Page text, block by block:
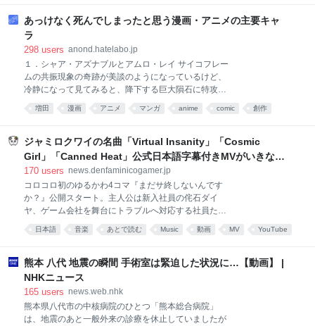
あっけなく死んでしまったと思う漫画・アニメの主要キャ
ラ
298 users anond.hatelabo.jp
１．シャア・アズナブルとアムロ・レイ サイコフレー
ムの共振現象の奇跡が美談のようになっているけど、
冷静になって見てみると、降下する巨大隕石に特攻し
ただけ。 あの場面で「他者と誤解なく分かり合えるよ
うになる」というニュータイプの理想の答えだ、と言
パトレイバー） 特車二課の後藤隊長と並ぶ人気キャラ
だったのに、最後はモブみたいなキャラにあっさりと
刺された。 この内海課長の持つ底知れない魅力からす
ラゴンボール） 主人公・孫悟空の兄という重要ポジシ
ョンだったのに、ピッコロの新技の実験台にされただ
け。 その後の物語でも、一度も言及されていない。
増田 漫画 アニメ マンガ anime comic 創作
ジャミロクワイの名曲「Virtual Insanity」「Cosmic
Girl」「Canned Heat」公式日本語字幕付きMVがいきなり
公開！「SUMMER SONIC 2026」での9年ぶりとなる日本
公演を記念して
170 users news.denfaminicogamer.jp
コロコロ初のゆるかわ4コマ『まだサ終しないんです
か？』公開スタート。主人公は新入社員の侘石ダイ
ヤ、ゲーム会社を舞台にトラブルへ対応する社員たち
を描く
日本語 音楽 あとで読む Music 動画 MV YouTube
熊本 八代 地震の瞬間 手術室は緊迫した状況に…【動画】 |
NHKニュース
165 users news.web.nhk
熊本県八代市の中核病院のひとつ「熊本総合病院」
は、地震のあと一般外来の診療を休止していましたが